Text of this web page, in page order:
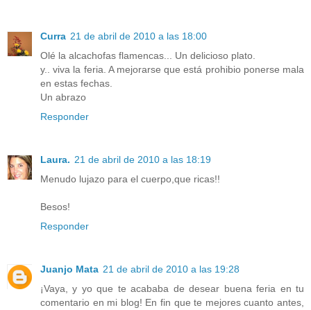
Curra 21 de abril de 2010 a las 18:00
Olé la alcachofas flamencas... Un delicioso plato.
y.. viva la feria. A mejorarse que está prohibio ponerse mala
en estas fechas.
Un abrazo
Responder
Laura. 21 de abril de 2010 a las 18:19
Menudo lujazo para el cuerpo,que ricas!!
Besos!
Responder
Juanjo Mata 21 de abril de 2010 a las 19:28
¡Vaya, y yo que te acababa de desear buena feria en tu
comentario en mi blog! En fin que te mejores cuanto antes,